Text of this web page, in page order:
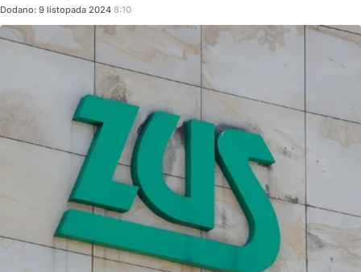
Dodano: 9 listopada 2024 8:10